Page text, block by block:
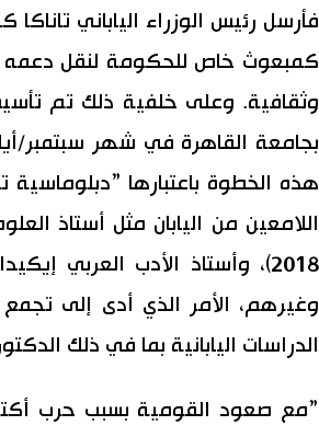
فأرسل رئيس الوزراء الياباني
كمبعوث خاص للحكومة لنقل دعمه
وثقافية. وعلى خلفية ذلك تم
هذه الخطوة باعتبارها ”دبلوماسية
اللامعين من اليابان مثل أستاذ
2018)، وأستاذ الأدب العربي
وغيرهم، الأمر الذي أدى إلى
الدراسات اليابانية بما في ذلك
”مع صعود القومية بسبب حرب